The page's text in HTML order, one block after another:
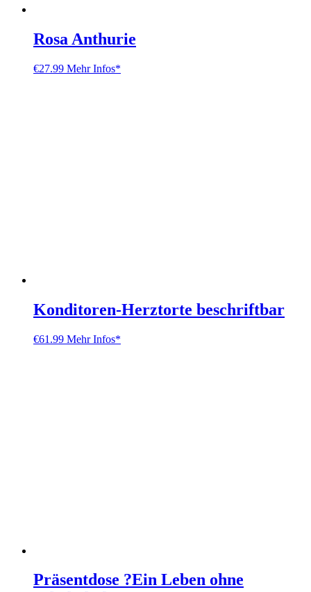
Rosa Anthurie
€27.99 Mehr Infos*
Konditoren-Herztorte beschriftbar
€61.99 Mehr Infos*
Präsentdose ?Ein Leben ohne